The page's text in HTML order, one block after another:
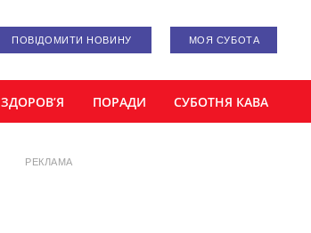
ПОВІДОМИТИ НОВИНУ МОЯ СУБОТА
ЗДОРОВ’Я ПОРАДИ СУБОТНЯ КАВА
РЕКЛАМА